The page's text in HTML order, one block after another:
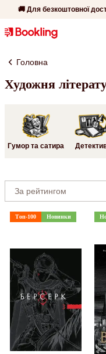
🚚 Для безкоштовної
Головна
Художня
Гумор та сатира
Топ-100 Новинки